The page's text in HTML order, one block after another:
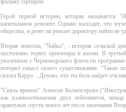
фильму сценарий.
Герой первой истории, которая называется
капитальном ремонте. Однако выходит, что
общества, и денег на ремонт директору найти не
Вторая новелла, "Чайка", - история сельской
постепенно теряет ориентиры в жизни. В
уволенном с Черноморского флота по
потерял смысл своего существования. "Такие
сказал Карро. - Думаю, что эта боль найдет
"Связь времен" Алексея Колмогорова
как взаимоотношения двух лейтенантов,
правнуков спустя много лет после окончания